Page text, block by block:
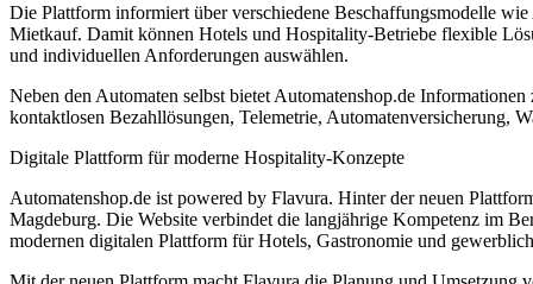
Die Plattform informiert über verschiedene Beschaffungsmodelle
Mietkauf. Damit können Hotels und Hospitality-Betriebe flexible
und individuellen Anforderungen auswählen.
Neben den Automaten selbst bietet Automatenshop.de
kontaktlosen Bezahllösungen, Telemetrie, Automatenversicherung,
Digitale Plattform für moderne Hospitality-Konzepte
Automatenshop.de ist powered by Flavura. Hinter der neuen
Magdeburg. Die Website verbindet die langjährige Kompetenz im
modernen digitalen Plattform für Hotels, Gastronomie und